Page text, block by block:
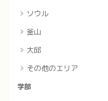
ソウル
釜山
大邱
その他のエリア
学部